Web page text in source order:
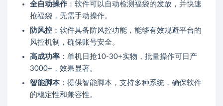
全自动操作 ：软件可以自动检测福袋的发放，并快速
抢福袋，无需手动操作。
防风控 ：软件具备防风控功能，能够有效规避平台的
风控机制，确保账号安全。
高成功率 ：单机日抢10-30+实物，批量操作可日产
3000+，效果显著。
智能脚本：提供智能脚本，支持多种系统，确保软件
的稳定性和兼容性。